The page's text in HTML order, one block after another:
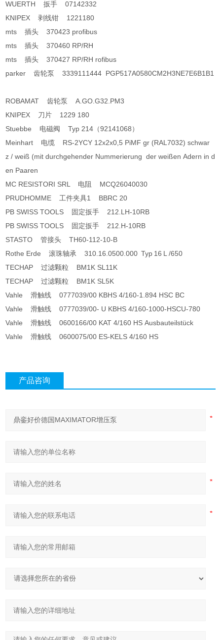
WUERTH 扳手 07142332
KNIPEX 剥线钳 1221180
mts 插头 370423 profibus
mts 插头 370460 RP/RH
mts 插头 370427 RP/RH rofibus
parker 齿轮泵 3339111444 PGP517A0580CM2H3NE7E6B1B1
ROBAMAT 齿轮泵 A.GO.G32.PM3
KNIPEX 刀片 1229 180
Stuebbe 电磁阀 Typ 214（92141068）
Meinhart 电缆 RS-2YCY 12x2x0,5 PiMF gr (RAL7032) schwar
z / weiß (mit durchgehender Nummerierung der weißen Adern in d
en Paaren
MC RESISTORI SRL 电阻 MCQ26040030
PRUDHOMME 工件夹具1 BBRC 20
PB SWISS TOOLS 固定扳手 212.LH-10RB
PB SWISS TOOLS 固定扳手 212.H-10RB
STASTO 管接头 TH60-112-10-B
Rothe Erde 滚珠轴承 310.16.0500.000 Typ 16 L /650
TECHAP 过滤颗粒 BM1K SL11K
TECHAP 过滤颗粒 BM1K SL5K
Vahle 滑触线 0777039/00 KBHS 4/160-1.894 HSC BC
Vahle 滑触线 0777039/00- U KBHS 4/160-1000-HSCU-780
Vahle 滑触线 0600166/00 KAT 4/160 HS Ausbauteilstück
Vahle 滑触线 0600075/00 ES-KELS 4/160 HS
产品咨询